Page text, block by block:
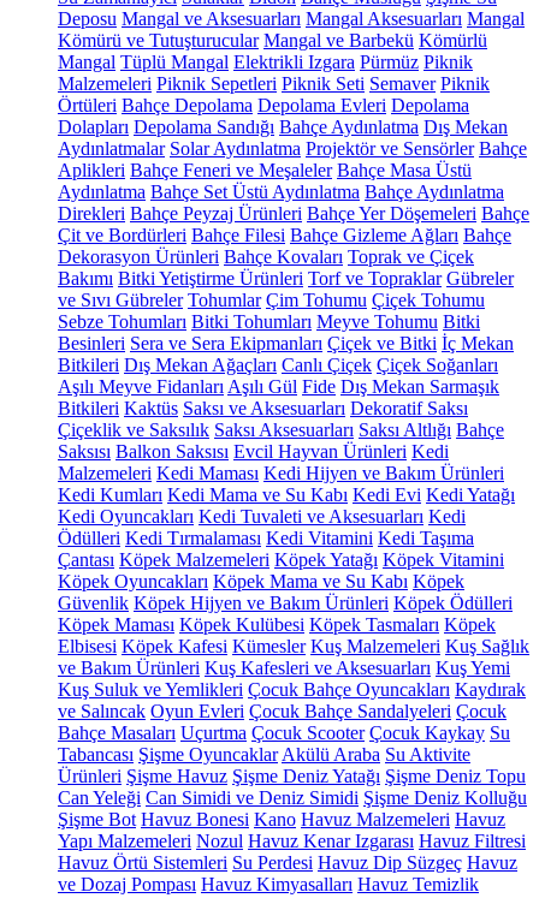
Deposu Mangal ve Aksesuarları Mangal Aksesuarları Mangal
Kömürü ve Tutuşturucular Mangal ve Barbekü Kömürlü
Mangal Tüplü Mangal Elektrikli Izgara Pürmüz Piknik
Malzemeleri Piknik Sepetleri Piknik Seti Semaver Piknik
Örtüleri Bahçe Depolama Depolama Evleri Depolama
Dolapları Depolama Sandığı Bahçe Aydınlatma Dış Mekan
Aydınlatmalar Solar Aydınlatma Projektör ve Sensörler Bahçe
Aplikleri Bahçe Feneri ve Meşaleler Bahçe Masa Üstü
Aydınlatma Bahçe Set Üstü Aydınlatma Bahçe Aydınlatma
Direkleri Bahçe Peyzaj Ürünleri Bahçe Yer Döşemeleri Bahçe
Çit ve Bordürleri Bahçe Filesi Bahçe Gizleme Ağları Bahçe
Dekorasyon Ürünleri Bahçe Kovaları Toprak ve Çiçek
Bakımı Bitki Yetiştirme Ürünleri Torf ve Topraklar Gübreler
ve Sıvı Gübreler Tohumlar Çim Tohumu Çiçek Tohumu
Sebze Tohumları Bitki Tohumları Meyve Tohumu Bitki
Besinleri Sera ve Sera Ekipmanları Çiçek ve Bitki İç Mekan
Bitkileri Dış Mekan Ağaçları Canlı Çiçek Çiçek Soğanları
Aşılı Meyve Fidanları Aşılı Gül Fide Dış Mekan Sarmaşık
Bitkileri Kaktüs Saksı ve Aksesuarları Dekoratif Saksı
Çiçeklik ve Saksılık Saksı Aksesuarları Saksı Altlığı Bahçe
Saksısı Balkon Saksısı Evcil Hayvan Ürünleri Kedi
Malzemeleri Kedi Maması Kedi Hijyen ve Bakım Ürünleri
Kedi Kumları Kedi Mama ve Su Kabı Kedi Evi Kedi Yatağı
Kedi Oyuncakları Kedi Tuvaleti ve Aksesuarları Kedi
Ödülleri Kedi Tırmalaması Kedi Vitamini Kedi Taşıma
Çantası Köpek Malzemeleri Köpek Yatağı Köpek Vitamini
Köpek Oyuncakları Köpek Mama ve Su Kabı Köpek
Güvenlik Köpek Hijyen ve Bakım Ürünleri Köpek Ödülleri
Köpek Maması Köpek Kulübesi Köpek Tasmaları Köpek
Elbisesi Köpek Kafesi Kümesler Kuş Malzemeleri Kuş Sağlık
ve Bakım Ürünleri Kuş Kafesleri ve Aksesuarları Kuş Yemi
Kuş Suluk ve Yemlikleri Çocuk Bahçe Oyuncakları Kaydırak
ve Salıncak Oyun Evleri Çocuk Bahçe Sandalyeleri Çocuk
Bahçe Masaları Uçurtma Çocuk Scooter Çocuk Kaykay Su
Tabancası Şişme Oyuncaklar Akülü Araba Su Aktivite
Ürünleri Şişme Havuz Şişme Deniz Yatağı Şişme Deniz Topu
Can Yeleği Can Simidi ve Deniz Simidi Şişme Deniz Kolluğu
Şişme Bot Havuz Bonesi Kano Havuz Malzemeleri Havuz
Yapı Malzemeleri Nozul Havuz Kenar Izgarası Havuz Filtresi
Havuz Örtü Sistemleri Su Perdesi Havuz Dip Süzgeç Havuz
ve Dozaj Pompası Havuz Kimyasalları Havuz Temizlik